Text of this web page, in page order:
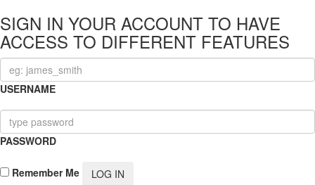
SIGN IN YOUR ACCOUNT TO HAVE
ACCESS TO DIFFERENT FEATURES
USERNAME
PASSWORD
Remember Me